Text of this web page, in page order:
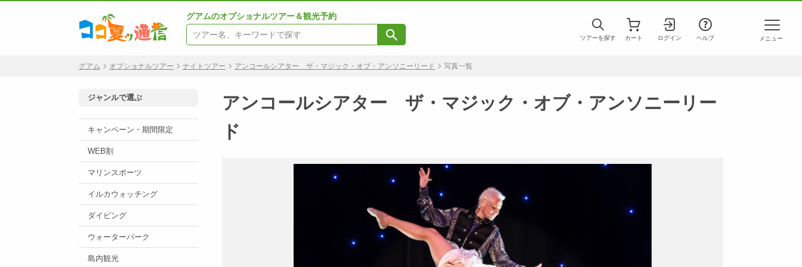
グアムのオプショナルツアー＆観光予約
ツアーを探す カート ログイン ヘルプ
グアム オプショナルツアー ナイトツアー アンコールシアター ザ・マジック・オブ・アンソニーリード 写真一覧
アンコールシアター ザ・マジック・オブ・アンソニーリー
ド
ジャンルで選ぶ
キャンペーン・期間限定
WEB割
マリンスポーツ
イルカウォッチング
ダイビング
ウォーターパーク
島内観光
メニュー